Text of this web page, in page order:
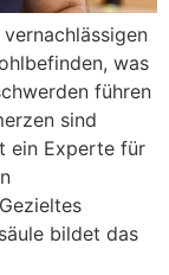
was
führen
sind
ein Experte für
bildet das